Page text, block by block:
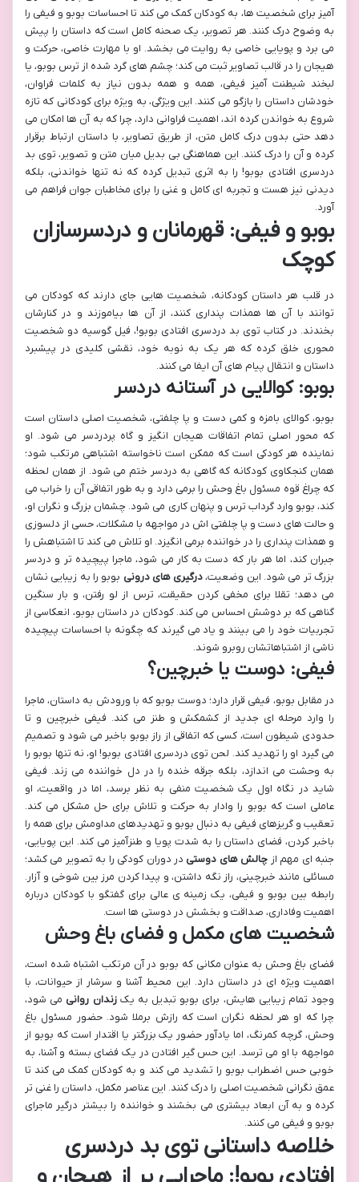
آمیز برای شخصیت ها، به کودکان کمک می کند تا احساسات بوبو و فیفی را
به وضوح درک کنند. هر تصویر، یک صحنه کامل است که داستان را پیش
می برد و پویایی خاصی به روایت می بخشد. او با مهارت خاصی، حرکت و
هیجان را در قالب تصاویر ثبت می کند؛ چشم های گرد شده از ترس بوبو، یا
لبخند شیطنت آمیز فیفی، همه و همه بدون نیاز به کلمات فراوان،
خودشان داستان را بازگو می کنند. این ویژگی، به ویژه برای کودکانی که تازه
شروع به خواندن کرده اند، اهمیت فراوانی دارد، چرا که به آن ها امکان می
دهد حتی بدون درک کامل متن، از طریق تصاویر، با داستان ارتباط برقرار
کرده و آن را درک کنند. این هماهنگی بی بدیل میان متن و تصویر، توی بد
دردسری افتادی بوبو! را به اثری تبدیل کرده که نه تنها خواندنی، بلکه
دیدنی نیز هست و تجربه ای کامل و غنی را برای مخاطبان جوان فراهم می
آورد.
بوبو و فیفی: قهرمانان و دردسرسازان
کوچک
در قلب هر داستان کودکانه، شخصیت هایی جای دارند که کودکان می
توانند با آن ها همذات پنداری کنند، از آن ها بیاموزند و در کنارشان
بخندند. در کتاب توی بد دردسری افتادی بوبو!، فیل گوسیه دو شخصیت
محوری خلق کرده که هر یک به نوبه خود، نقشی کلیدی در پیشبرد
داستان و انتقال پیام های آن ایفا می کنند.
بوبو: کوالایی در آستانه دردسر
بوبو، کوالای بامزه و کمی دست و پا چلفتی، شخصیت اصلی داستان است
که محور اصلی تمام اتفاقات هیجان انگیز و گاه پردردسر می شود. او
نماینده هر کودکی است که ممکن است ناخواسته اشتباهی مرتکب شود؛
همان کنجکاوی کودکانه که گاهی به دردسر ختم می شود. از همان لحظه
که چراغ قوه مسئول باغ وحش را برمی دارد و به طور اتفاقی آن را خراب می
کند، بوبو وارد گرداب ترس و پنهان کاری می شود. چشمان بزرگ و نگران او،
و حالت های دست و پا چلفتی اش در مواجهه با مشکلات، حسی از دلسوزی
و همذات پنداری را در خواننده برمی انگیزد. او تلاش می کند تا اشتباهش را
جبران کند، اما هر بار که دست به کار می شود، ماجرا پیچیده تر و دردسر
بزرگ تر می شود. این وضعیت،درگیری های درونی بوبو را به زیبایی نشان
می دهد؛ تقلا برای مخفی کردن حقیقت، ترس از لو رفتن، و بار سنگین
گناهی که بر دوشش احساس می کند. کودکان در داستان بوبو، انعکاسی از
تجربیات خود را می بینند و یاد می گیرند که چگونه با احساسات پیچیده
ناشی از اشتباهاتشان روبرو شوند.
فیفی: دوست یا خبرچین؟
در مقابل بوبو، فیفی قرار دارد؛ دوست بوبو که با ورودش به داستان، ماجرا
را وارد مرحله ای جدید از کشمکش و طنز می کند. فیفی خبرچین و تا
حدودی شیطون است، کسی که اتفاقی از راز بوبو باخبر می شود و تصمیم
می گیرد او را تهدید کند. لحن توی دردسری افتادی بوبو! او، نه تنها بوبو را
به وحشت می اندازد، بلکه جرقه خنده را در دل خواننده می زند. فیفی
شاید در نگاه اول یک شخصیت منفی به نظر برسد، اما در واقعیت، او
عاملی است که بوبو را وادار به حرکت و تلاش برای حل مشکل می کند.
تعقیب و گریزهای فیفی به دنبال بوبو و تهدیدهای مداومش برای همه را
باخبر کردن، فضای داستان را به شدت پویا و طنزآمیز می کند. این پویایی،
جنبه ای مهم از چالش های دوستی در دوران کودکی را به تصویر می کشد؛
مسائلی مانند خبرچینی، راز نگه داشتن، و پیدا کردن مرز بین شوخی و آزار.
رابطه بین بوبو و فیفی، یک زمینه ی عالی برای گفتگو با کودکان درباره
اهمیت وفاداری، صداقت و بخشش در دوستی ها است.
شخصیت های مکمل و فضای باغ وحش
فضای باغ وحش به عنوان مکانی که بوبو در آن مرتکب اشتباه شده است،
اهمیت ویژه ای در داستان دارد. این محیط آشنا و سرشار از حیوانات، با
وجود تمام زیبایی هایش، برای بوبو تبدیل به یکزندان روانی می شود،
چرا که او هر لحظه نگران است که رازش برملا شود. حضور مسئول باغ
وحش، گرچه کمرنگ، اما یادآور حضور یک بزرگتر یا اقتدار است که بوبو از
مواجهه با او می ترسد. این حس گیر افتادن در یک فضای بسته و آشنا، به
خوبی حس اضطراب بوبو را تشدید می کند و به کودکان کمک می کند تا
عمق نگرانی شخصیت اصلی را درک کنند. این عناصر مکمل، داستان را غنی تر
کرده و به آن ابعاد بیشتری می بخشند و خواننده را بیشتر درگیر ماجرای
بوبو و فیفی می کنند.
خلاصه داستانی توی بد دردسری